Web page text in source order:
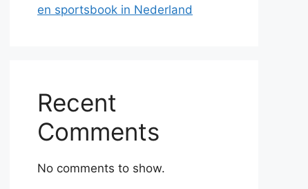
en sportsbook in Nederland
Recent
Comments
No comments to show.